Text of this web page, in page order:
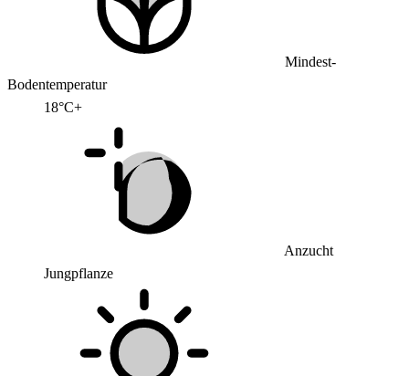
Mindest-
Bodentemperatur
18°C+
Anzucht
Jungpflanze